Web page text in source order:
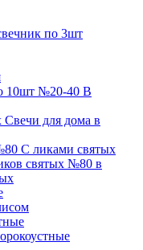
по 3шт
№20-40 В
Свечи для дома в
С ликами святых
№80 в